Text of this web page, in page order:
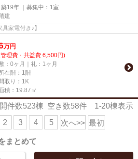
19年 ｜募集中： 1室
建
家電付き♪】
万円
理費・共益費 6,500円)
：0ヶ月｜礼：1ヶ月
在階：1階
取り：1K
積：19.87㎡
件数523棟 空き数58件 1-20棟表示
2 3 4 5 次へ>> 最初
まとめて